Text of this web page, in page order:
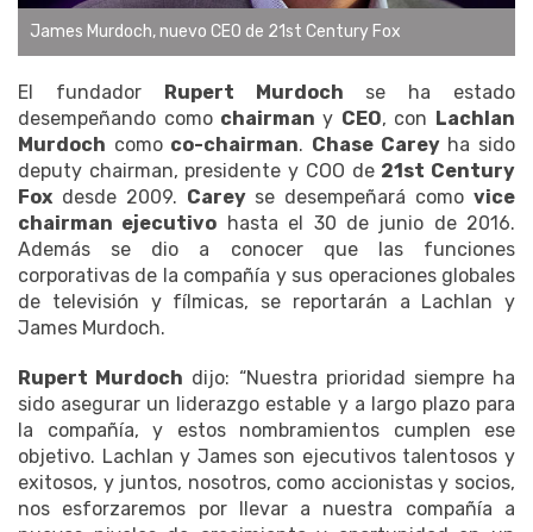
James Murdoch, nuevo CEO de 21st Century Fox
El fundador Rupert Murdoch se ha estado
desempeñando como chairmany CEO, con Lachlan
Murdoch como co-chairman. Chase Careyha sido
deputy chairman, presidente y COO de 21st Century
Fox desde 2009. Carey se desempeñará como vice
chairman ejecutivo hasta el 30 de junio de 2016.
Además se dio a conocer que las funciones
corporativas de la compañía y sus operaciones globales
de televisión y fílmicas, se reportarán a Lachlan y
James Murdoch.
Rupert Murdoch dijo: “Nuestra prioridad siempre ha
sido asegurar un liderazgo estable y a largo plazo para
la compañía, y estos nombramientos cumplen ese
objetivo. Lachlan y James son ejecutivos talentosos y
exitosos, y juntos, nosotros, como accionistas y socios,
nos esforzaremos por llevar a nuestra compañía a